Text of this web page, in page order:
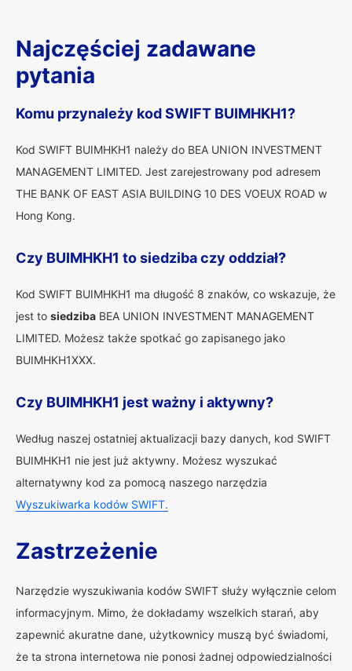
Najczęściej zadawane
pytania
Komu przynależy kod SWIFT BUIMHKH1?
Kod SWIFT BUIMHKH1 należy do BEA UNION INVESTMENT
MANAGEMENT LIMITED. Jest zarejestrowany pod adresem
THE BANK OF EAST ASIA BUILDING 10 DES VOEUX ROAD w
Hong Kong.
Czy BUIMHKH1 to siedziba czy oddział?
Kod SWIFT BUIMHKH1 ma długość 8 znaków, co wskazuje, że
jest to siedziba BEA UNION INVESTMENT MANAGEMENT
LIMITED. Możesz także spotkać go zapisanego jako
BUIMHKH1XXX.
Czy BUIMHKH1 jest ważny i aktywny?
Według naszej ostatniej aktualizacji bazy danych, kod SWIFT
BUIMHKH1 nie jest już aktywny. Możesz wyszukać
alternatywny kod za pomocą naszego narzędzia
Wyszukiwarka kodów SWIFT.
Zastrzeżenie
Narzędzie wyszukiwania kodów SWIFT służy wyłącznie celom
informacyjnym. Mimo, że dokładamy wszelkich starań, aby
zapewnić akuratne dane, użytkownicy muszą być świadomi,
że ta strona internetowa nie ponosi żadnej odpowiedzialności